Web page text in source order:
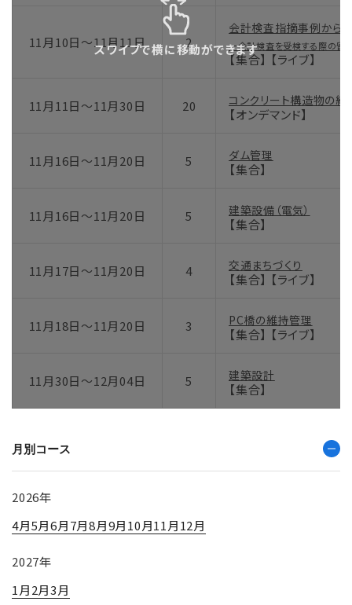
11月10日～11月11日 2
会計検査指摘事例から
ー会計検査を受検する際の留
【集合】 【ライブ】
11月11日～11月30日 20 コンクリート構造物の維
【オンデマンド】
11月16日～11月20日 5 ダム管理
【集合】
11月16日～11月20日 5 建築設備（電気）
【集合】
11月17日～11月20日 4 交通まちづくり
【集合】 【ライブ】
11月18日～11月20日 3 PC橋の維持管理
【集合】 【ライブ】
11月30日～12月04日 5 建築設計
【集合】
スワイプで横に移動ができます
月別コース
2026年
4月5月6月7月8月9月10月11月12月
2027年
1月2月3月